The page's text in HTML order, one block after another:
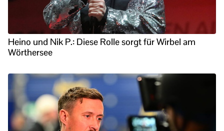
Heino und Nik P.: Diese Rolle sorgt für Wirbel am
Wörthersee